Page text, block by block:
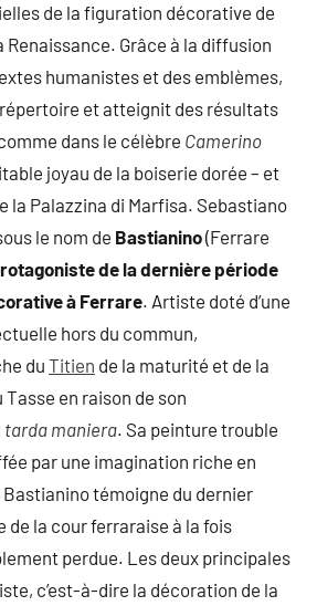
de la figuration décorative de
Renaissance. Grâce à la diffusion
humanistes et des emblèmes,
et atteignit des résultats
dans le célèbre Camerino
joyau de la boiserie dorée – et
la Palazzina di Marfisa. Sebastiano
le nom de Bastianino(Ferrare
de la dernière période
à Ferrare. Artiste doté d’une
hors du commun,
du Titien de la maturité et de la
en raison de son
tarda maniera. Sa peinture trouble
par une imagination riche en
témoigne du dernier
de la cour ferraraise à la fois
perdue. Les deux principales
c’est-à-dire la décoration de la